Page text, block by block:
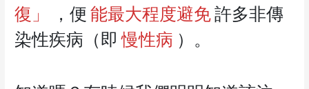
復」
，便能最大程度避免許多非傳
染性疾病（即 慢性病 ）。